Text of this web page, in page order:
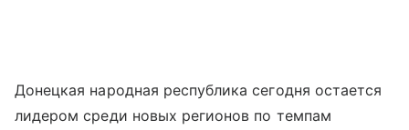
Донецкая народная республика сегодня остается
лидером среди новых регионов по темпам